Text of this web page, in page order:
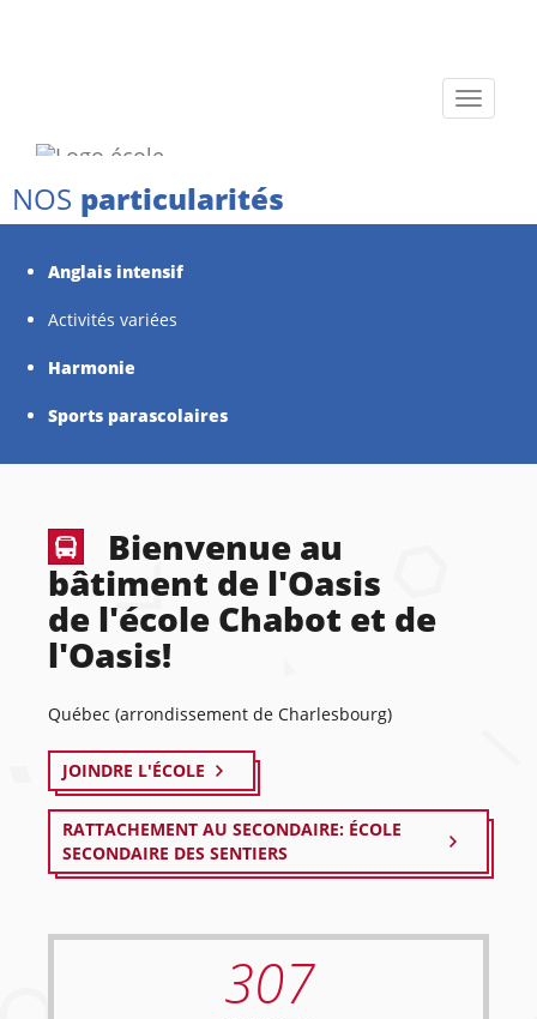
Toggle
NOS particularités
Anglais intensif
Activités variées
Harmonie
Sports parascolaires
Bienvenue au
bâtiment de l'Oasis
de l'école Chabot et de
l'Oasis!
Québec (arrondissement de Charlesbourg)
JOINDRE L'ÉCOLE
RATTACHEMENT AU SECONDAIRE: ÉCOLE
SECONDAIRE DES SENTIERS
307